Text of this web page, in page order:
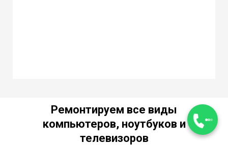
Ремонтируем все виды
компьютеров, ноутбуков и
телевизоров